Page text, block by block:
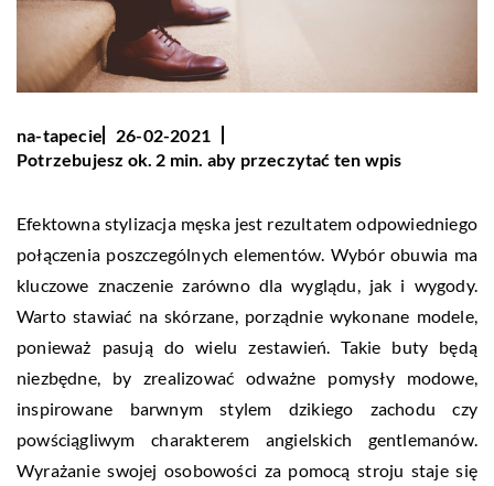
na-tapecie
26-02-2021
Potrzebujesz ok. 2 min. aby przeczytać ten wpis
Efektowna stylizacja męska jest rezultatem odpowiedniego
połączenia poszczególnych elementów. Wybór obuwia ma
kluczowe znaczenie zarówno dla wyglądu, jak i wygody.
Warto stawiać na skórzane, porządnie wykonane modele,
ponieważ pasują do wielu zestawień. Takie buty będą
niezbędne, by zrealizować odważne pomysły modowe,
inspirowane barwnym stylem dzikiego zachodu czy
powściągliwym charakterem angielskich gentlemanów.
Wyrażanie swojej osobowości za pomocą stroju staje się